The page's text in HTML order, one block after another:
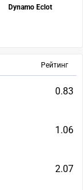
Рейтинг
0.83
1.06
2.07
Dynamo Eclot